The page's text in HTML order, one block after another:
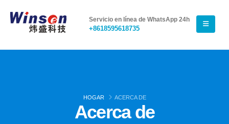
Servicio en línea de WhatsApp 24h
+8618595618735
HOGAR ACERCA DE
Acerca de